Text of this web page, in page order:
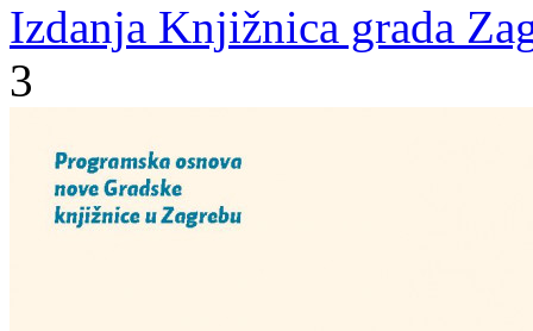
Izdanja Knjižnica grada
3